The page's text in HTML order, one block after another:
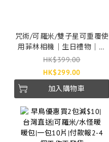
咒術/可羅米/雙子星可重覆使
用菲林相機｜生日禮物｜付
款後3-7個工作天發貨
HK$399.00
HK$299.00
加入購物車